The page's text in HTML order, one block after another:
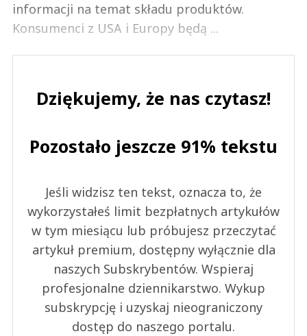
informacji na temat składu produktów.
Konsumenci z USA i Europy będą ...
Dziękujemy, że nas czytasz!
Pozostało jeszcze 91% tekstu
Jeśli widzisz ten tekst, oznacza to, że
wykorzystałeś limit bezpłatnych artykułów
w tym miesiącu lub próbujesz przeczytać
artykuł premium, dostępny wyłącznie dla
naszych Subskrybentów. Wspieraj
profesjonalne dziennikarstwo. Wykup
subskrypcję i uzyskaj nieograniczony
dostęp do naszego portalu.